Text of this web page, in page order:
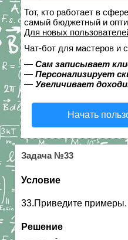
Тот, кто работает в
самый бюджетный и
Для новых
Чат-бот для мастеров и
— Сам записывает
— Персонализирует
— Увеличивает
Начать
Задача №33
Условие
33.Приведите
Решение